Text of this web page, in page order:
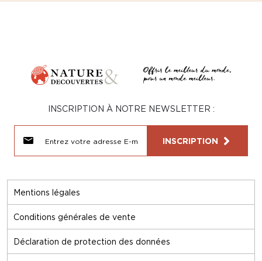
Mentions légales
Conditions générales de vente
Déclaration de protection des données
INSCRIPTION À NOTRE NEWSLETTER :
INSCRIPTION